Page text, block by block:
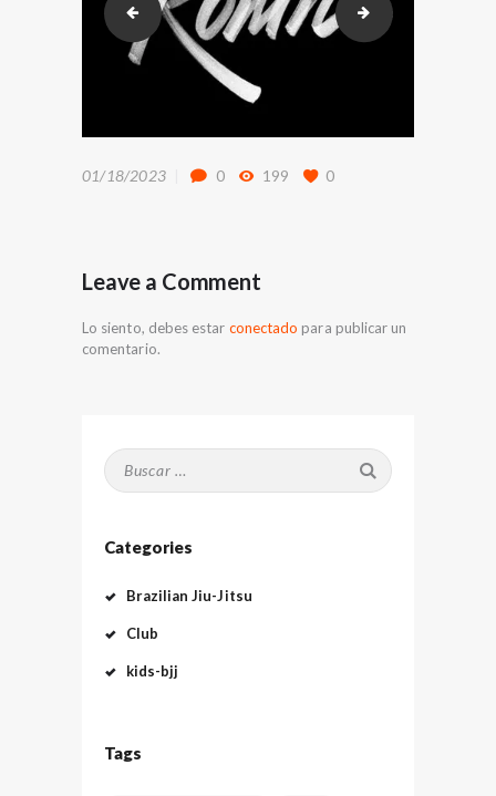
bg_parallax LetraRonin
01/18/2023 0 199 0
Leave a Comment
Lo siento, debes estar conectado para publicar un
comentario.
Buscar:
Categories
Brazilian Jiu-Jitsu
Club
kids-bjj
Tags